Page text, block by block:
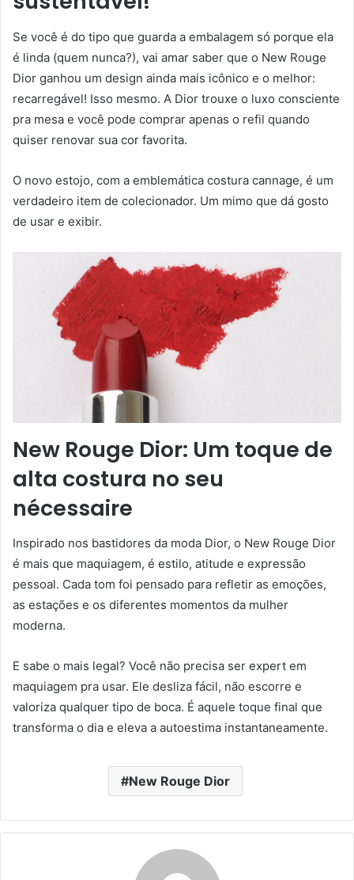
Se você é do tipo que guarda a embalagem só porque ela
é linda (quem nunca?), vai amar saber que o New Rouge
Dior ganhou um design ainda mais icônico e o melhor:
recarregável! Isso mesmo. A Dior trouxe o luxo consciente
pra mesa e você pode comprar apenas o refil quando
quiser renovar sua cor favorita.
O novo estojo, com a emblemática costura cannage, é um
verdadeiro item de colecionador. Um mimo que dá gosto
de usar e exibir.
New Rouge Dior: Um toque de
alta costura no seu
nécessaire
Inspirado nos bastidores da moda Dior, o New Rouge Dior
é mais que maquiagem, é estilo, atitude e expressão
pessoal. Cada tom foi pensado para refletir as emoções,
as estações e os diferentes momentos da mulher
moderna.
E sabe o mais legal? Você não precisa ser expert em
maquiagem pra usar. Ele desliza fácil, não escorre e
valoriza qualquer tipo de boca. É aquele toque final que
transforma o dia e eleva a autoestima instantaneamente.
New Rouge Dior